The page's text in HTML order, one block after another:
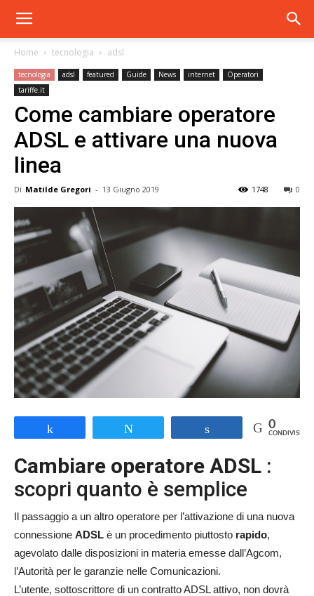
Home tecnologia adsl
tecnologia adsl featured Guide News internet
Operatori
tariffe.it
Come cambiare operatore
ADSL e attivare una nuova
linea
Di Matilde Gregori - 13 Giugno 2019 0
1748
0
CONDIVISIONI
Cambiare operatore ADSL :
scopri quanto è semplice
Il passaggio a un altro operatore per l’attivazione di una nuova
connessione ADSL è un procedimento piuttosto rapido,
agevolato dalle disposizioni in materia emesse dall’Agcom,
l’Autorità per le garanzie nelle Comunicazioni.
L’utente, sottoscrittore di un contratto ADSL attivo, non dovrà